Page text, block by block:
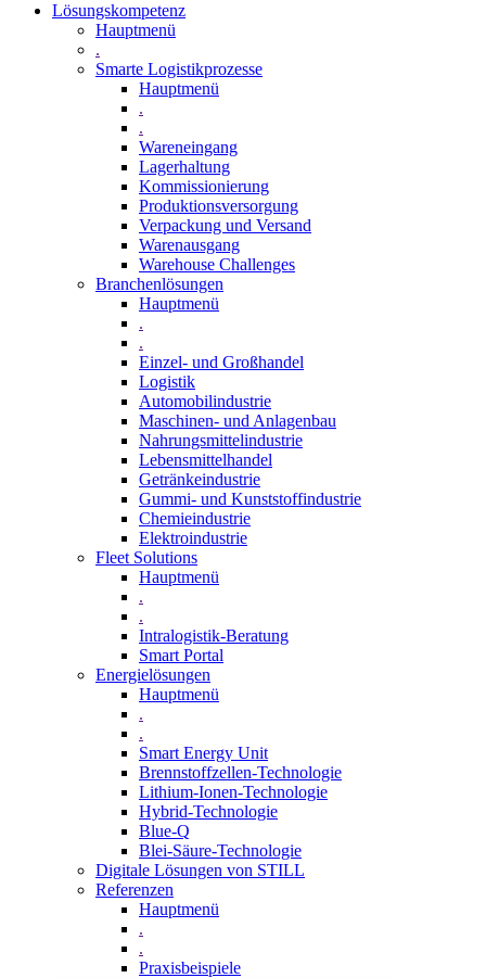
Lösungskompetenz
Hauptmenü
.
Smarte Logistikprozesse
Hauptmenü
.
.
Wareneingang
Lagerhaltung
Kommissionierung
Produktionsversorgung
Verpackung und Versand
Warenausgang
Warehouse Challenges
Branchenlösungen
Hauptmenü
.
.
Einzel- und Großhandel
Logistik
Automobilindustrie
Maschinen- und Anlagenbau
Nahrungsmittelindustrie
Lebensmittelhandel
Getränkeindustrie
Gummi­- und Kunststoffindustrie
Chemieindustrie
Elektroindustrie
Fleet Solutions
Hauptmenü
.
.
Intralogistik-Beratung
Smart Portal
Energielösungen
Hauptmenü
.
.
Smart Energy Unit
Brennstoffzellen-Technologie
Lithium-Ionen-Technologie
Hybrid-Technologie
Blue-Q
Blei-Säure-Technologie
Digitale Lösungen von STILL
Referenzen
Hauptmenü
.
.
Praxisbeispiele